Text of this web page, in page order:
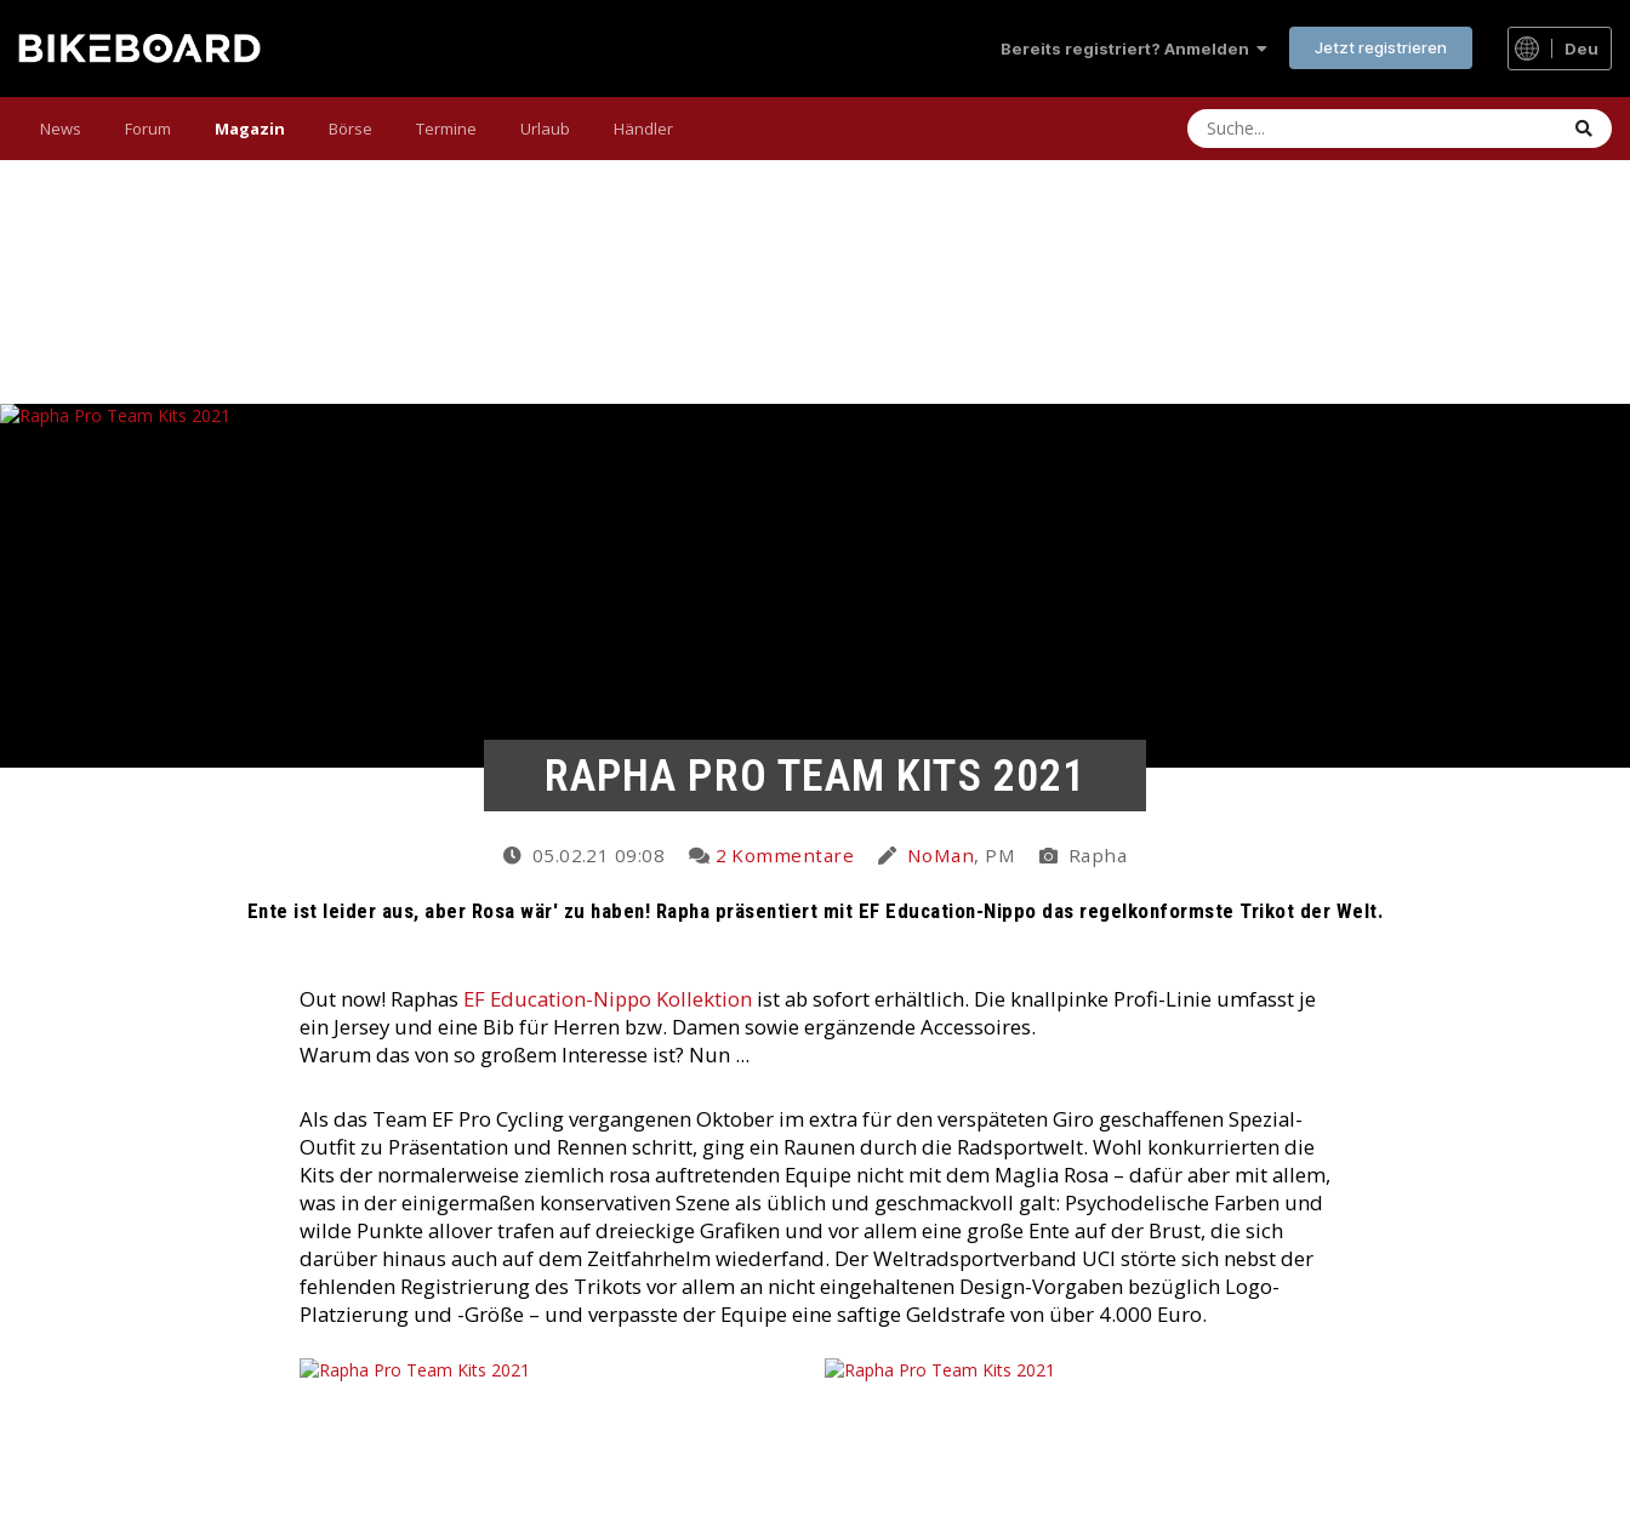
Bereits registriert? Anmelden Jetzt registrieren Deu
News Forum Magazin Börse Termine Urlaub Händler
RAPHA PRO TEAM KITS 2021
05.02.21 09:08 2 Kommentare NoMan, PM Rapha
Ente ist leider aus, aber Rosa wär' zu haben! Rapha präsentiert mit EF Education-Nippo das regelkonformste Trikot der Welt.
Out now! Raphas EF Education-Nippo Kollektion ist ab sofort erhältlich. Die knallpinke Profi-Linie umfasst je
ein Jersey und eine Bib für Herren bzw. Damen sowie ergänzende Accessoires.
Warum das von so großem Interesse ist? Nun ...
Als das Team EF Pro Cycling vergangenen Oktober im extra für den verspäteten Giro geschaffenen Spezial-
Outfit zu Präsentation und Rennen schritt, ging ein Raunen durch die Radsportwelt. Wohl konkurrierten die
Kits der normalerweise ziemlich rosa auftretenden Equipe nicht mit dem Maglia Rosa – dafür aber mit allem,
was in der einigermaßen konservativen Szene als üblich und geschmackvoll galt: Psychodelische Farben und
wilde Punkte allover trafen auf dreieckige Grafiken und vor allem eine große Ente auf der Brust, die sich
darüber hinaus auch auf dem Zeitfahrhelm wiederfand. Der Weltradsportverband UCI störte sich nebst der
fehlenden Registrierung des Trikots vor allem an nicht eingehaltenen Design-Vorgaben bezüglich Logo-
Platzierung und -Größe – und verpasste der Equipe eine saftige Geldstrafe von über 4.000 Euro.